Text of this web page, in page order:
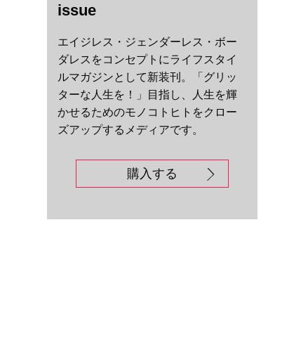
issue
エイジレス・ジェンダーレス・ボー
ダレスをコンセプトにライフスタイ
ルマガジンとして新装刊。「グリッ
ターな人生を！」目指し、人生を輝
かせるためのモノコトヒトをクロー
ズアップするメディアです。
購入する